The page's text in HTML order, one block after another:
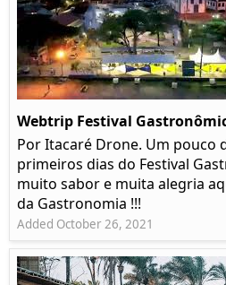
Webtrip Festival
Por Itacaré Drone. Um pouco
primeiros dias do Festival
muito sabor e muita alegria
da Gastronomia !!!
Added October 26, 2021